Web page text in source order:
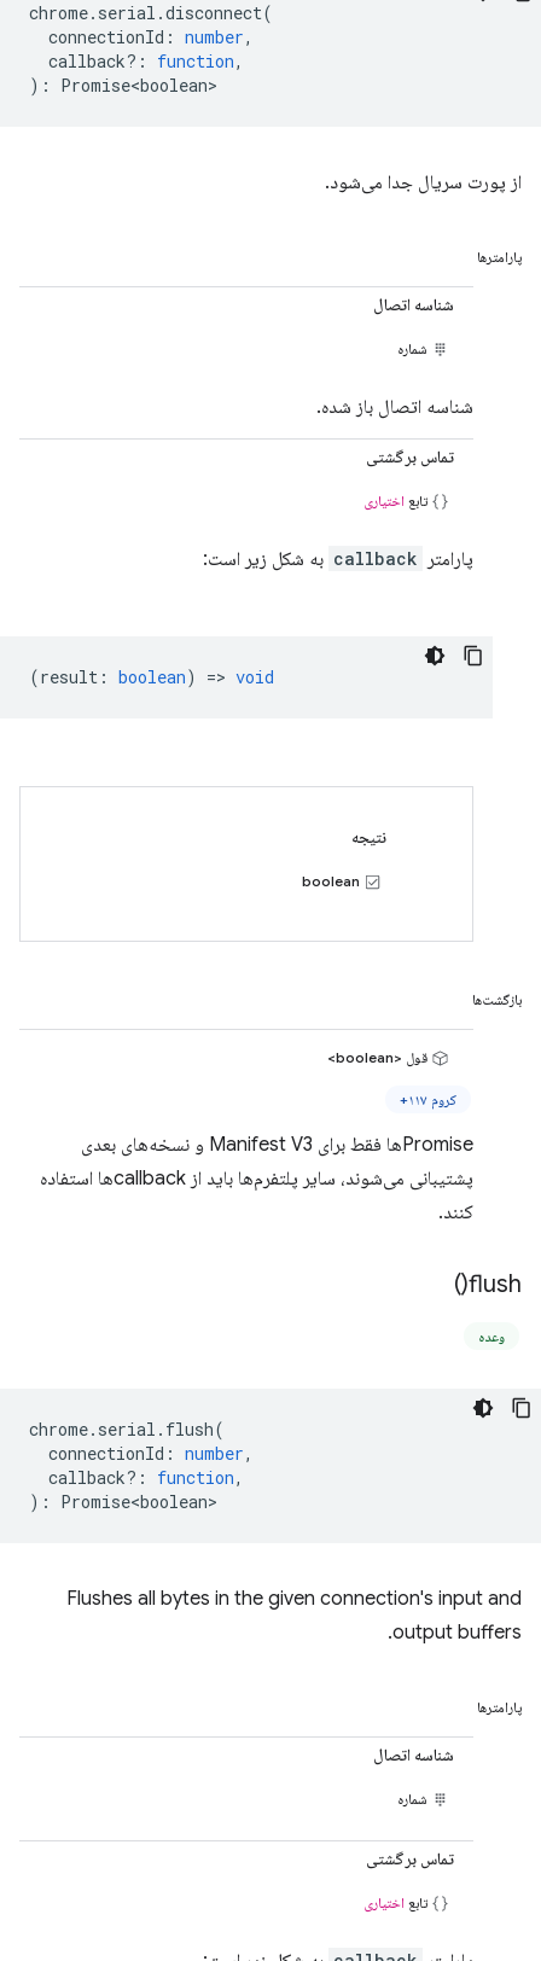
chrome. serial .disconnect(
connectionId : number,
callback? : function,
) : Promise<boolean>
از پورت سریال جدا می‌شود.
پارامترها
شناسه اتصال
شماره
شناسه اتصال باز شده.
تماس برگشتی
تابع اختیاری
پارامتر callback به شکل زیر است:
(result : boolean) => void
نتیجه
بازگشت‌ها
قول <boolean>
کروم ۱۱۷+
Promiseها فقط برای Manifest V3 و نسخه‌های بعدی
پشتیبانی می‌شوند، سایر پلتفرم‌ها باید از callbackها استفاده
کنند.
flush(
)
وعده
chrome. serial . flush(
connectionId : number,
callback? : function,
) : Promise<boolean>
Flushes all bytes in the given connection's input and
output buffers.
پارامترها
شناسه اتصال
شماره
تماس برگشتی
تابع اختیاری